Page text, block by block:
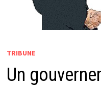
TRIBUNE
Un